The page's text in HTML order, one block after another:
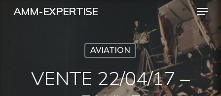
AMM-EXPERTISE Menu
AVIATION
VENTE 22/04/17 –
Close
Menu